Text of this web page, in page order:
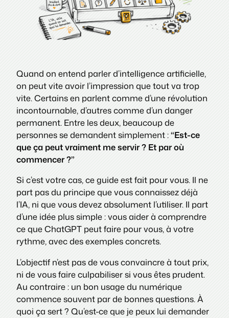
Quand on entend parler d’intelligence artificielle,
on peut vite avoir l’impression que tout va trop
vite. Certains en parlent comme d’une révolution
incontournable, d’autres comme d’un danger
permanent. Entre les deux, beaucoup de
personnes se demandent simplement :“Est-ce
que ça peut vraiment me servir ? Et par où
commencer ?”
Si c’est votre cas, ce guide est fait pour vous. Il ne
part pas du principe que vous connaissez déjà
l’IA, ni que vous devez absolument l’utiliser. Il part
d’une idée plus simple : vous aider à comprendre
ce que ChatGPT peut faire pour vous, à votre
rythme, avec des exemples concrets.
L’objectif n’est pas de vous convaincre à tout prix,
ni de vous faire culpabiliser si vous êtes prudent.
Au contraire : un bon usage du numérique
commence souvent par de bonnes questions. À
quoi ça sert ? Qu’est-ce que je peux lui demander